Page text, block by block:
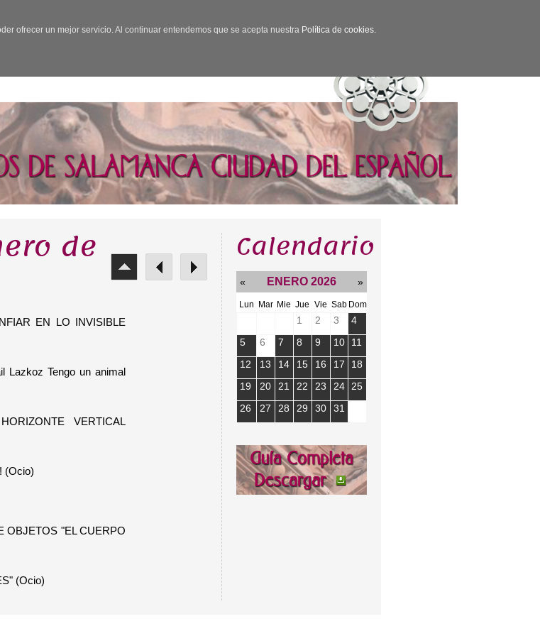
ofrecer un mejor servicio. Al continuar entendemos que se acepta nuestra Política de cookies.
de
EN LO INVISIBLE
Lazkoz Tengo un animal
VERTICAL
(Ocio)
OBJETOS "EL CUERPO
(Ocio)
Calendario